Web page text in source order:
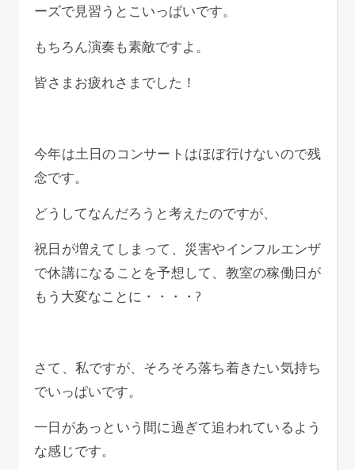
ーズで見習うとこいっぱいです。
もちろん演奏も素敵ですよ。
皆さまお疲れさまでした！
今年は土日のコンサートはほぼ行けないので残
念です。
どうしてなんだろうと考えたのですが、
祝日が増えてしまって、災害やインフルエンザ
で休講になることを予想して、教室の稼働日が
もう大変なことに・・・・?
さて、私ですが、そろそろ落ち着きたい気持ち
でいっぱいです。
一日があっという間に過ぎて追われているよう
な感じです。